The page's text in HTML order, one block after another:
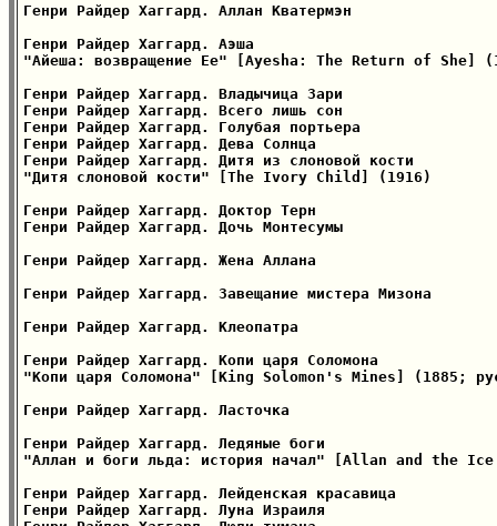
Генри Райдер Хаггард. Аллан Кватермэн
Генри Райдер Хаггард. Аэша
"Айеша: возвращение Ее" [Ayesha: The Return of She]
Генри Райдер Хаггард. Владычица Зари
Генри Райдер Хаггард. Всего лишь сон
Генри Райдер Хаггард. Голубая портьера
Генри Райдер Хаггард. Дева Солнца
Генри Райдер Хаггард. Дитя из слоновой кости
"Дитя слоновой кости" [The Ivory Child] (1916)
Генри Райдер Хаггард. Доктор Терн
Генри Райдер Хаггард. Дочь Монтесумы
Генри Райдер Хаггард. Жена Аллана
Генри Райдер Хаггард. Завещание мистера Мизона
Генри Райдер Хаггард. Клеопатра
Генри Райдер Хаггард. Копи царя Соломона
"Копи царя Соломона" [King Solomon's Mines] (1885;
Генри Райдер Хаггард. Ласточка
Генри Райдер Хаггард. Ледяные боги
"Аллан и боги льда: история начал" [Allan and the
Генри Райдер Хаггард. Лейденская красавица
Генри Райдер Хаггард. Луна Израиля